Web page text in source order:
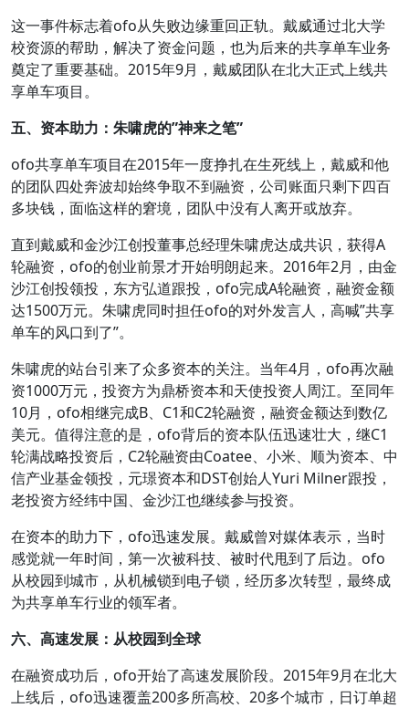
这一事件标志着ofo从失败边缘重回正轨。戴威通过北大学
校资源的帮助，解决了资金问题，也为后来的共享单车业务
奠定了重要基础。2015年9月，戴威团队在北大正式上线共
享单车项目。
五、资本助力：朱啸虎的”神来之笔”
ofo共享单车项目在2015年一度挣扎在生死线上，戴威和他
的团队四处奔波却始终争取不到融资，公司账面只剩下四百
多块钱，面临这样的窘境，团队中没有人离开或放弃。
直到戴威和金沙江创投董事总经理朱啸虎达成共识，获得A
轮融资，ofo的创业前景才开始明朗起来。2016年2月，由金
沙江创投领投，东方弘道跟投，ofo完成A轮融资，融资金额
达1500万元。朱啸虎同时担任ofo的对外发言人，高喊”共享
单车的风口到了”。
朱啸虎的站台引来了众多资本的关注。当年4月，ofo再次融
资1000万元，投资方为鼎桥资本和天使投资人周江。至同年
10月，ofo相继完成B、C1和C2轮融资，融资金额达到数亿
美元。值得注意的是，ofo背后的资本队伍迅速壮大，继C1
轮满战略投资后，C2轮融资由Coatee、小米、顺为资本、中
信产业基金领投，元璟资本和DST创始人Yuri Milner跟投，
老投资方经纬中国、金沙江也继续参与投资。
在资本的助力下，ofo迅速发展。戴威曾对媒体表示，当时
感觉就一年时间，第一次被科技、被时代甩到了后边。ofo
从校园到城市，从机械锁到电子锁，经历多次转型，最终成
为共享单车行业的领军者。
六、高速发展：从校园到全球
在融资成功后，ofo开始了高速发展阶段。2015年9月在北大
上线后，ofo迅速覆盖200多所高校、20多个城市，日订单超